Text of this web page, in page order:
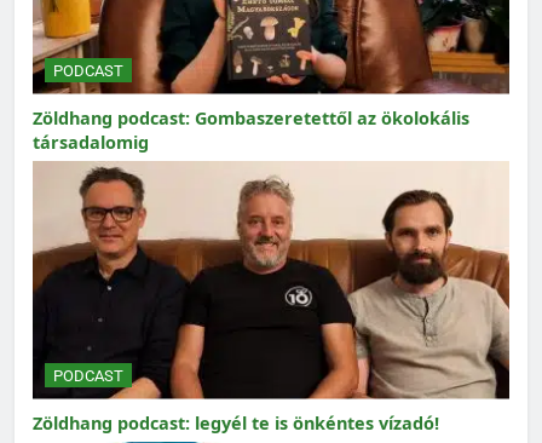
PODCAST
Zöldhang podcast: Gombaszeretettől az ökolokális
társadalomig
PODCAST
Zöldhang podcast: legyél te is önkéntes vízadó!